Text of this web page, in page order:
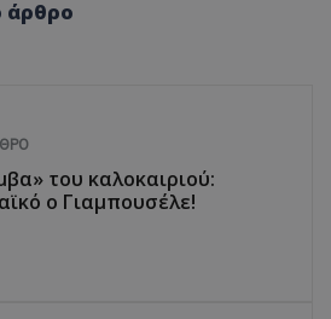
άρθρο
του καλοκαιριού:
ο Γιαμπουσέλε!